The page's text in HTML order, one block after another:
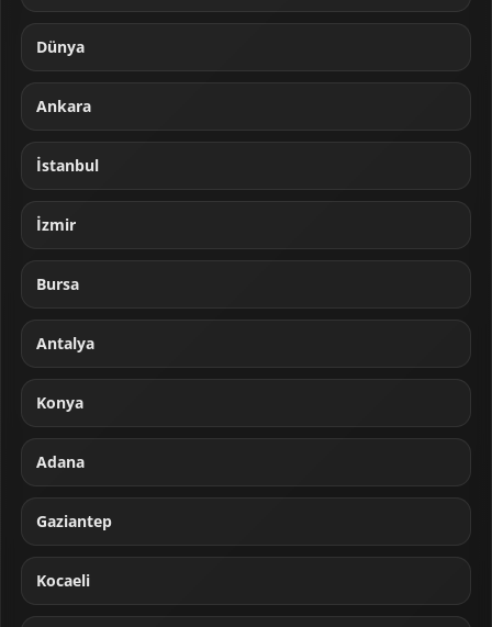
Dünya
Ankara
İstanbul
İzmir
Bursa
Antalya
Konya
Adana
Gaziantep
Kocaeli